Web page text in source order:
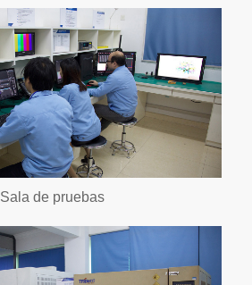
Sala de pruebas